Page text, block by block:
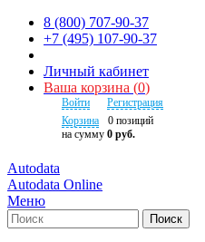
8 (800) 707-90-37
+7 (495) 107-90-37
Личный кабинет
Ваша корзина (0)
Войти
Регистрация
Корзина
0 позиций
на сумму 0 руб.
Autodata
Autodata Online
Меню
Поиск